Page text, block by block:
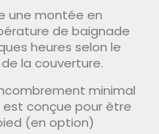
une montée en
de baignade
heures selon le
la couverture.
minimal
est conçue pour être
(en option)